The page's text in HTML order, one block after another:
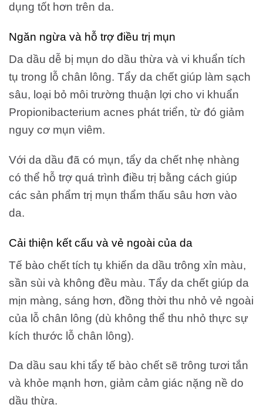
dụng tốt hơn trên da.
Ngăn ngừa và hỗ trợ điều trị mụn
Da dầu dễ bị mụn do dầu thừa và vi khuẩn tích
tụ trong lỗ chân lông. Tẩy da chết giúp làm sạch
sâu, loại bỏ môi trường thuận lợi cho vi khuẩn
Propionibacterium acnes phát triển, từ đó giảm
nguy cơ mụn viêm.
Với da dầu đã có mụn, tẩy da chết nhẹ nhàng
có thể hỗ trợ quá trình điều trị bằng cách giúp
các sản phẩm trị mụn thẩm thấu sâu hơn vào
da.
Cải thiện kết cấu và vẻ ngoài của da
Tế bào chết tích tụ khiến da dầu trông xỉn màu,
sần sùi và không đều màu. Tẩy da chết giúp da
mịn màng, sáng hơn, đồng thời thu nhỏ vẻ ngoài
của lỗ chân lông (dù không thể thu nhỏ thực sự
kích thước lỗ chân lông).
Da dầu sau khi tẩy tế bào chết sẽ trông tươi tắn
và khỏe mạnh hơn, giảm cảm giác nặng nề do
dầu thừa.